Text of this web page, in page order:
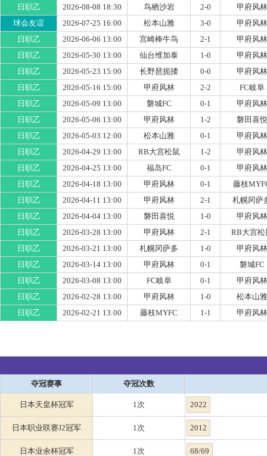
日职乙
2026-08-08 18:30 鸟栖沙岩 2-0
甲府风林
球会友谊
2026-07-25 16:00 松本山雅 3-0
甲府风林
日职乙
2026-06-06 13:00 宫崎棒牛鸟 2-1
甲府风林
日职乙
2026-05-30 13:00 仙台维加泰 1-0
甲府风林
日职乙
2026-05-23 15:00 长野琶扼搂 0-0
甲府风林
日职乙
2026-05-16 15:00 甲府风林 2-2
FC岐阜
日职乙
2026-05-09 13:00 磐城FC 0-1
甲府风林
日职乙
2026-05-06 13:00 甲府风林 1-2
磐田喜悦
日职乙
2026-05-03 12:00 松本山雅 0-1
甲府风林
日职乙
2026-04-29 13:00 RB大宫松鼠 1-2
甲府风林
日职乙
2026-04-25 13:00 福岛FC 0-1
甲府风林
日职乙
2026-04-18 13:00 甲府风林 0-1
藤枝
日职乙
2026-04-11 13:00 甲府风林 2-1
札幌冈萨
日职乙
2026-04-04 13:00 磐田喜悦 1-0
甲府风林
日职乙
2026-03-28 13:00 甲府风林 2-1
RB大宫松
日职乙
2026-03-21 13:00 札幌冈萨多 1-0
甲府风林
日职乙
2026-03-14 13:00 甲府风林 0-1
磐城FC
日职乙
2026-03-08 13:00 FC岐阜 0-1
甲府风林
日职乙
2026-02-28 13:00 甲府风林 1-0
松本山雅
日职乙
2026-02-21 13:00 藤枝MYFC 1-1 甲府风林
夺冠赛事 夺冠次数
日本天皇杯冠军 1次 2022
日本职业联赛J2冠军 1次 2012
日本业余杯冠军 1次 68/69